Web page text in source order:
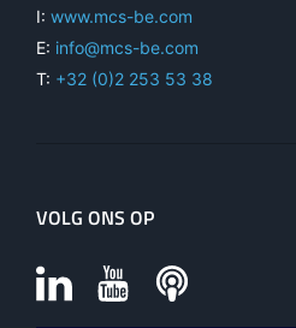
I: www.mcs-be.com
E: info@mcs-be.com
T: +32 (0)2 253 53 38
VOLG ONS OP